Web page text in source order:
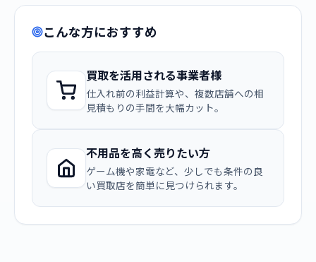
こんな方におすすめ
買取を活用される事業者様
仕入れ前の利益計算や、複数店舗への相
見積もりの手間を大幅カット。
不用品を高く売りたい方
ゲーム機や家電など、少しでも条件の良
い買取店を簡単に見つけられます。